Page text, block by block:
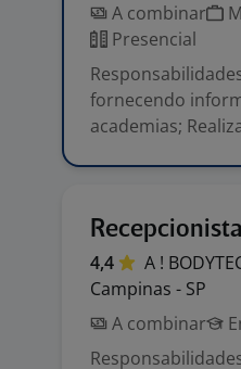
A combinar
Presencial
fornecendo
academias;
4,4 A !
Campinas - SP
A combinar